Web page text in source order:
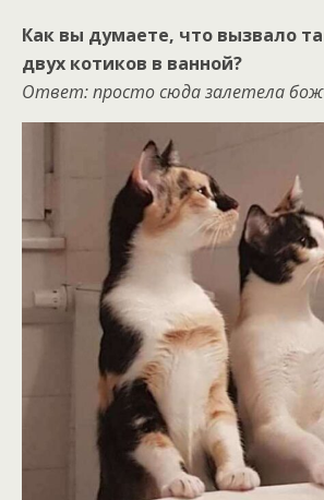
Как вы думаете, что вызвало
двух котиков в ванной?
Ответ: просто сюда залетела